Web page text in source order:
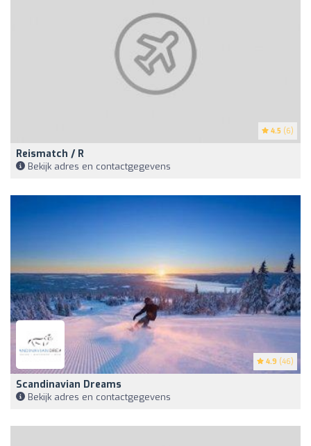
4.5 (6)
Reismatch / R
Bekijk adres en contactgegevens
4.9 (46)
Scandinavian Dreams
Bekijk adres en contactgegevens